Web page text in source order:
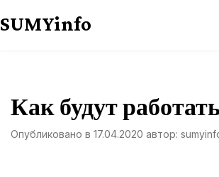
к
SUMYinfo
Как будут
Опубликовано в 17.04.2020 автор: